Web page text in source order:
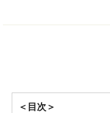
＜目次＞